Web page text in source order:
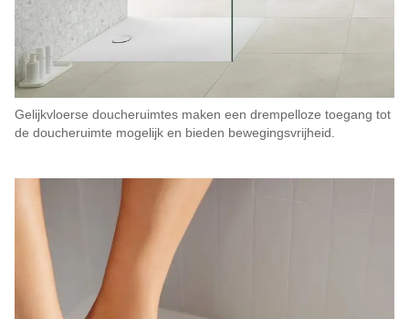
Gelijkvloerse doucheruimtes maken een drempelloze toegang tot
de doucheruimte mogelijk en bieden bewegingsvrijheid.